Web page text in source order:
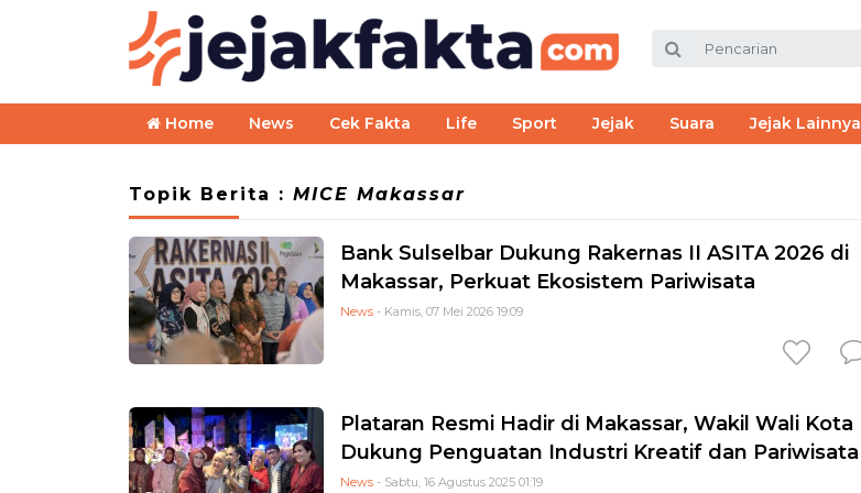
Home News Cek Fakta Life Sport Jejak Suara Jejak Lainnya
Topik Berita : MICE Makassar
Bank Sulselbar Dukung Rakernas II ASITA 2026 di
Makassar, Perkuat Ekosistem Pariwisata
News - Kamis, 07 Mei 2026 19:09
Plataran Resmi Hadir di Makassar, Wakil Wali Kota
Dukung Penguatan Industri Kreatif dan Pariwisata
News - Sabtu, 16 Agustus 2025 01:19